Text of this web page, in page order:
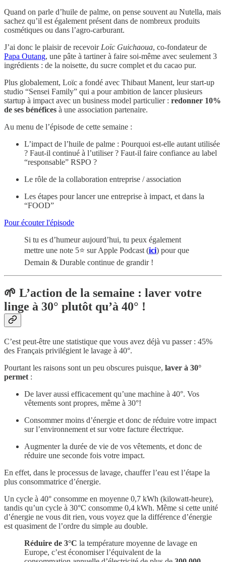
Quand on parle d’huile de palme, on pense souvent au Nutella, mais
sachez qu’il est également présent dans de nombreux produits
cosmétiques ou dans l’agro-carburant.
J’ai donc le plaisir de recevoir Loïc Guichaoua, co-fondateur de
Papa Outang, une pâte à tartiner à faire soi-même avec seulement 3
ingrédients : de la noisette, du sucre complet et du cacao pur.
Plus globalement, Loïc a fondé avec Thibaut Manent, leur start-up
studio “Sensei Family” qui a pour ambition de lancer plusieurs
startup à impact avec un business model particulier : redonner 10%
de ses bénéfices à une association partenaire.
Au menu de l’épisode de cette semaine :
L’impact de l’huile de palme : Pourquoi est-elle autant utilisée
? Faut-il continué à l’utiliser ? Faut-il faire confiance au label
“responsable” RSPO ?
Le rôle de la collaboration entreprise / association
Les étapes pour lancer une entreprise à impact, et dans la
“FOOD”
Pour écouter l'épisode
Si tu es d’humeur aujourd’hui, tu peux également
mettre une note 5⭐️ sur Apple Podcast (ici) pour que
Demain & Durable continue de grandir !
🌱 L’action de la semaine : laver votre
linge à 30° plutôt qu’à 40° !
C’est peut-être une statistique que vous avez déjà vu passer : 45%
des Français privilégient le lavage à 40°.
Pourtant les raisons sont un peu obscures puisque, laver à 30°
permet :
De laver aussi efficacement qu’une machine à 40°. Vos
vêtements sont propres, même à 30°!
Consommer moins d’énergie et donc de réduire votre impact
sur l’environnement et sur votre facture électrique.
Augmenter la durée de vie de vos vêtements, et donc de
réduire une seconde fois votre impact.
En effet, dans le processus de lavage, chauffer l’eau est l’étape la
plus consommatrice d’énergie.
Un cycle à 40° consomme en moyenne 0,7 kWh (kilowatt-heure),
tandis qu’un cycle à 30°C consomme 0,4 kWh. Même si cette unité
d’énergie ne vous dit rien, vous voyez que la différence d’énergie
est quasiment de l’ordre du simple au double.
Réduire de 3°C la température moyenne de lavage en
Europe, c’est économiser l’équivalent de la